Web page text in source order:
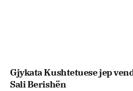
Gjykata Kushtetuese jep
Sali Berishën